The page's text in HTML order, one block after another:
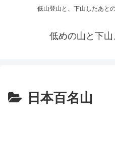
低山登山と、下山したあと
低めの山と下
日本百名山